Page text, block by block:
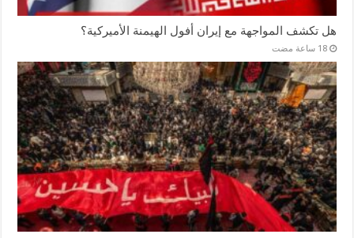
هل تكشف المواجهة مع إيران أفول الهيمنة الأميركية؟
‏18 ساعة مضت